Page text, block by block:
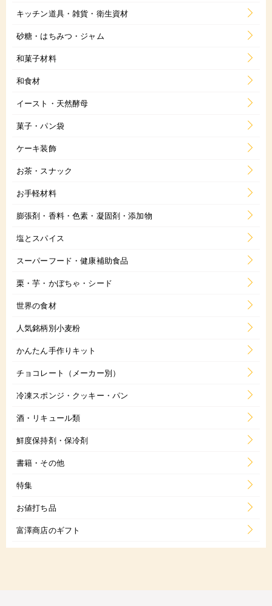
キッチン道具・雑貨・衛生資材
砂糖・はちみつ・ジャム
和菓子材料
和食材
イースト・天然酵母
菓子・パン袋
ケーキ装飾
お茶・スナック
お手軽材料
膨張剤・香料・色素・凝固剤・添加物
塩とスパイス
スーパーフード・健康補助食品
栗・芋・かぼちゃ・シード
世界の食材
人気銘柄別小麦粉
かんたん手作りキット
チョコレート（メーカー別）
冷凍スポンジ・クッキー・パン
酒・リキュール類
鮮度保持剤・保冷剤
書籍・その他
特集
お値打ち品
富澤商店のギフト